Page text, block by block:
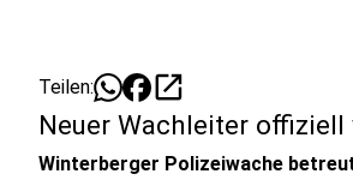
Teilen: open_in_new
Neuer Wachleiter
Winterberger Polizeiwache